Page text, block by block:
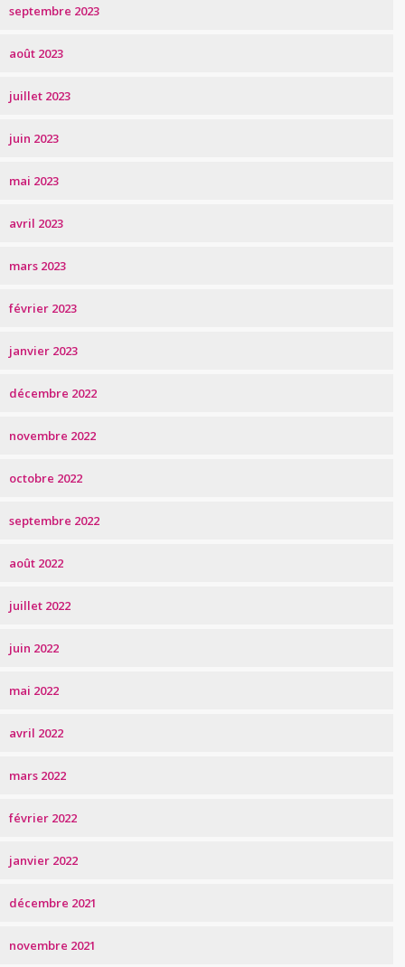
septembre 2023
août 2023
juillet 2023
juin 2023
mai 2023
avril 2023
mars 2023
février 2023
janvier 2023
décembre 2022
novembre 2022
octobre 2022
septembre 2022
août 2022
juillet 2022
juin 2022
mai 2022
avril 2022
mars 2022
février 2022
janvier 2022
décembre 2021
novembre 2021